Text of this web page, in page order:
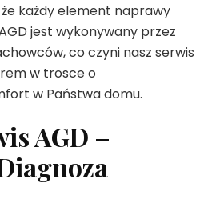
że każdy element naprawy
jest wykonywany przez
co czyni nasz serwis
w trosce o
w Państwa domu.
AGD –